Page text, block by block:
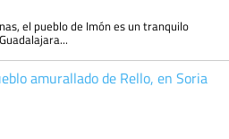
el pueblo de Imón es un tranquilo
amurallado de Rello, en Soria